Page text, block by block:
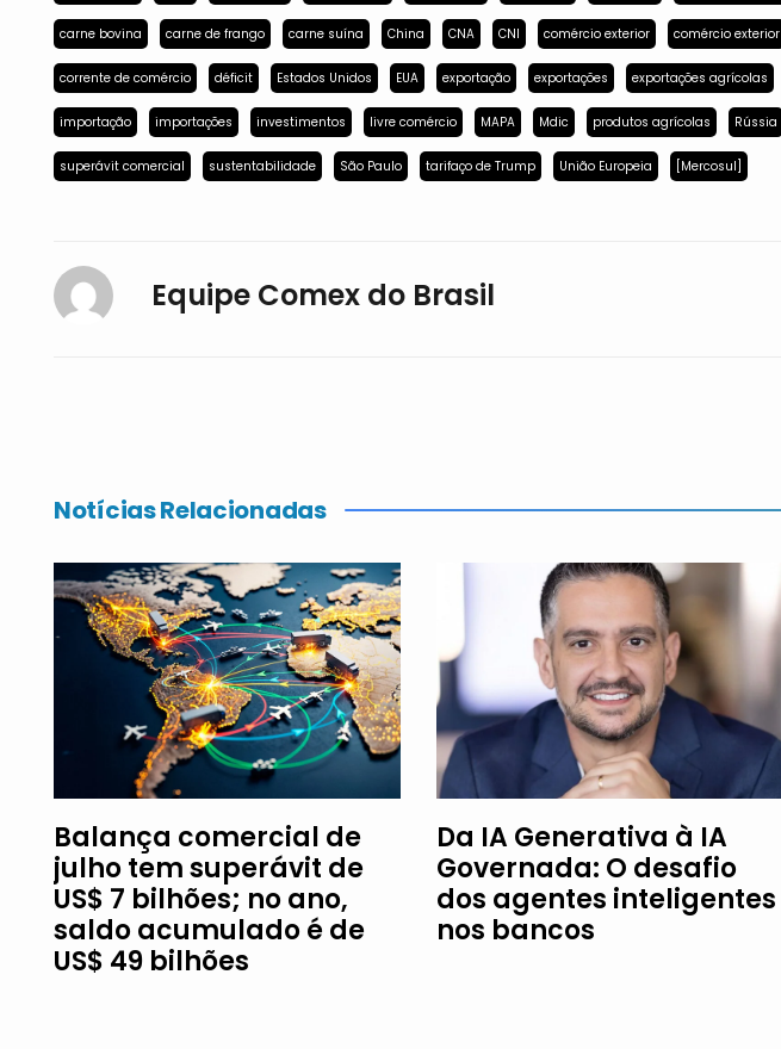
carne bovina carne de frango carne suína China CNA CNI comércio exterior comércio exterior
corrente de comércio déficit Estados Unidos EUA exportação exportações exportações agrícolas
importação importações investimentos livre comércio MAPA Mdic produtos agrícolas Rússia
superávit comercial sustentabilidade São Paulo tarifaço de Trump União Europeia [Mercosul]
Equipe Comex do Brasil
Notícias Relacionadas
Balança comercial de
julho tem superávit de
US$ 7 bilhões; no ano,
saldo acumulado é de
US$ 49 bilhões
Da IA Generativa à IA
Governada: O desafio
dos agentes inteligentes
nos bancos